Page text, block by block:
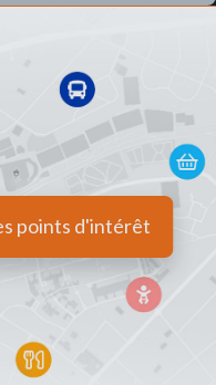
points d'intérêt